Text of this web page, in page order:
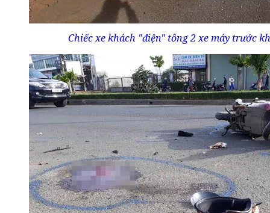
Chiếc xe khách "điện" tông 2 xe máy trước